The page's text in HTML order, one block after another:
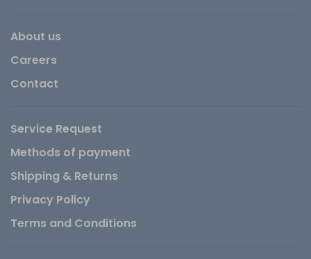
About us
Careers
Contact
Service Request
Methods of payment
Shipping & Returns
Privacy Policy
Terms and Conditions